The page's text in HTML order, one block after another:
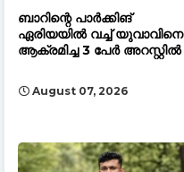
ബാറിന്റെ പാർക്കിങ്
ഏരിയയിൽ വച്ച് യുവാവിനെ
ആക്രമിച്ച 3 പേർ അറസ്റ്റിൽ
August 07, 2026